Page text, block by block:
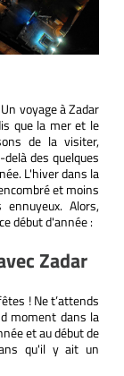
voyage à Zadar
que la mer et le
de la visiter,
des quelques
L'hiver dans la
et moins
Alors,
début d'année :
Zadar
! Ne t’attends
moment dans la
et au début de
qu'il y ait un